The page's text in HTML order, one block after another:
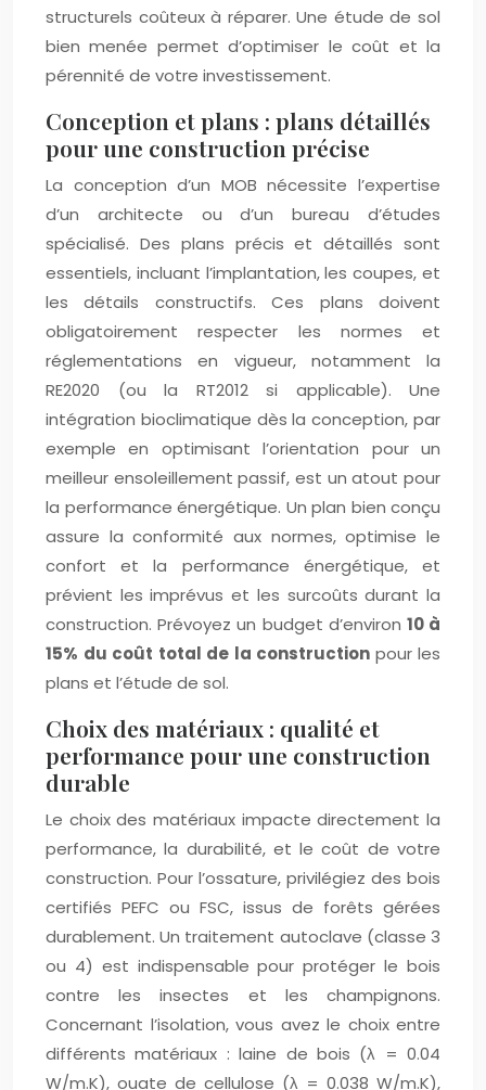
structurels coûteux à réparer. Une étude de sol
bien menée permet d’optimiser le coût et la
pérennité de votre investissement.
Conception et plans : plans détaillés
pour une construction précise
La conception d’un MOB nécessite l’expertise
d’un architecte ou d’un bureau d’études
spécialisé. Des plans précis et détaillés sont
essentiels, incluant l’implantation, les coupes, et
les détails constructifs. Ces plans doivent
obligatoirement respecter les normes et
réglementations en vigueur, notamment la
RE2020 (ou la RT2012 si applicable). Une
intégration bioclimatique dès la conception, par
exemple en optimisant l’orientation pour un
meilleur ensoleillement passif, est un atout pour
la performance énergétique. Un plan bien conçu
assure la conformité aux normes, optimise le
confort et la performance énergétique, et
prévient les imprévus et les surcoûts durant la
construction. Prévoyez un budget d’environ 10 à
15% du coût total de la construction pour les
plans et l’étude de sol.
Choix des matériaux : qualité et
performance pour une construction
durable
Le choix des matériaux impacte directement la
performance, la durabilité, et le coût de votre
construction. Pour l’ossature, privilégiez des bois
certifiés PEFC ou FSC, issus de forêts gérées
durablement. Un traitement autoclave (classe 3
ou 4) est indispensable pour protéger le bois
contre les insectes et les champignons.
Concernant l’isolation, vous avez le choix entre
différents matériaux : laine de bois (λ = 0.04
W/m.K), ouate de cellulose (λ = 0.038 W/m.K),